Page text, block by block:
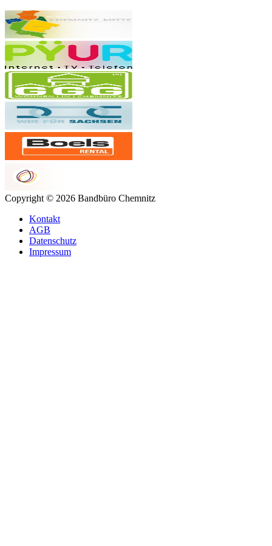
Copyright © 2026 Bandbüro Chemnitz
Kontakt
AGB
Datenschutz
Impressum